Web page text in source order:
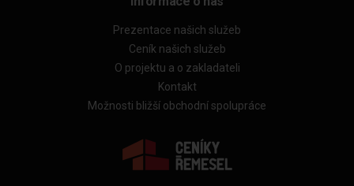
Prezentace našich služeb
Ceník našich služeb
O projektu a o zakladateli
Kontakt
Možnosti bližší obchodní spolupráce